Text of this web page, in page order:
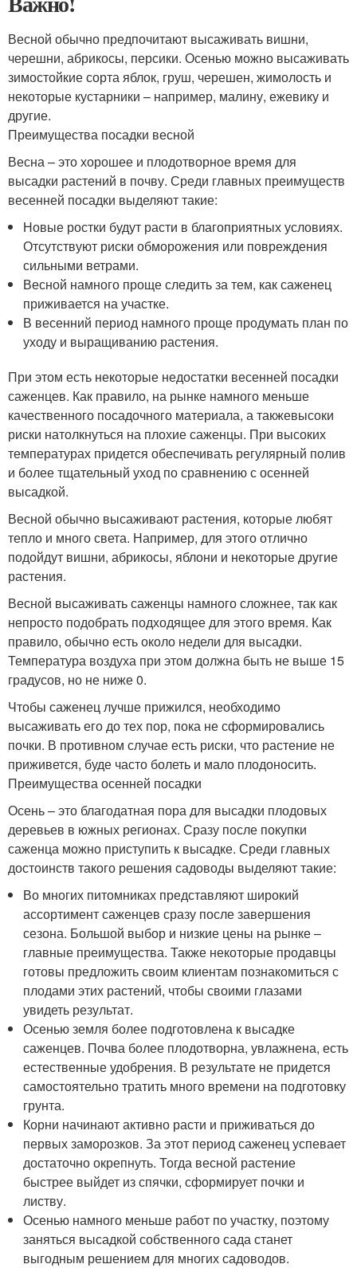
Весной обычно предпочитают высаживать вишни,
черешни, абрикосы, персики. Осенью можно высаживать
зимостойкие сорта яблок, груш, черешен, жимолость и
некоторые кустарники – например, малину, ежевику и
другие.
Преимущества посадки весной
Весна – это хорошее и плодотворное время для
высадки растений в почву. Среди главных преимуществ
весенней посадки выделяют такие:
Новые ростки будут расти в благоприятных условиях.
Отсутствуют риски обморожения или повреждения
сильными ветрами.
Весной намного проще следить за тем, как саженец
приживается на участке.
В весенний период намного проще продумать план по
уходу и выращиванию растения.
При этом есть некоторые недостатки весенней посадки
саженцев. Как правило, на рынке намного меньше
качественного посадочного материала, а такжевысоки
риски натолкнуться на плохие саженцы. При высоких
температурах придется обеспечивать регулярный полив
и более тщательный уход по сравнению с осенней
высадкой.
Весной обычно высаживают растения, которые любят
тепло и много света. Например, для этого отлично
подойдут вишни, абрикосы, яблони и некоторые другие
растения.
Весной высаживать саженцы намного сложнее, так как
непросто подобрать подходящее для этого время. Как
правило, обычно есть около недели для высадки.
Температура воздуха при этом должна быть не выше 15
градусов, но не ниже 0.
Чтобы саженец лучше прижился, необходимо
высаживать его до тех пор, пока не сформировались
почки. В противном случае есть риски, что растение не
приживется, буде часто болеть и мало плодоносить.
Преимущества осенней посадки
Осень – это благодатная пора для высадки плодовых
деревьев в южных регионах. Сразу после покупки
саженца можно приступить к высадке. Среди главных
достоинств такого решения садоводы выделяют такие:
Во многих питомниках представляют широкий
ассортимент саженцев сразу после завершения
сезона. Большой выбор и низкие цены на рынке –
главные преимущества. Также некоторые продавцы
готовы предложить своим клиентам познакомиться с
плодами этих растений, чтобы своими глазами
увидеть результат.
Осенью земля более подготовлена к высадке
саженцев. Почва более плодотворна, увлажнена, есть
естественные удобрения. В результате не придется
самостоятельно тратить много времени на подготовку
грунта.
Корни начинают активно расти и приживаться до
первых заморозков. За этот период саженец успевает
достаточно окрепнуть. Тогда весной растение
быстрее выйдет из спячки, сформирует почки и
листву.
Осенью намного меньше работ по участку, поэтому
заняться высадкой собственного сада станет
выгодным решением для многих садоводов.